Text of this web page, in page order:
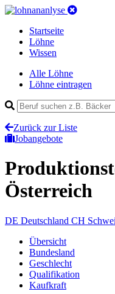
Startseite
Löhne
Wissen
Alle Löhne
Löhne eintragen
Zurück zur Liste
Jobangebote
Österreich
DE Deutschland CH
Übersicht
Bundesland
Geschlecht
Qualifikation
Kaufkraft